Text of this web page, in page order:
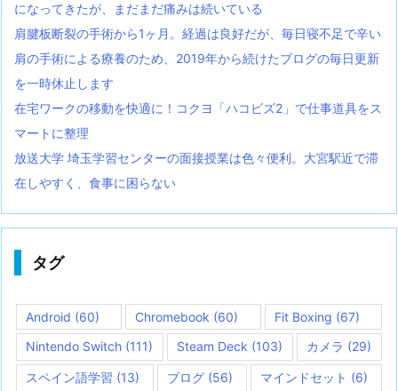
になってきたが、まだまだ痛みは続いている
肩腱板断裂の手術から1ヶ月。経過は良好だが、毎日寝不足で辛い
肩の手術による療養のため、2019年から続けたブログの毎日更新
を一時休止します
在宅ワークの移動を快適に！コクヨ「ハコビズ2」で仕事道具をス
マートに整理
放送大学 埼玉学習センターの面接授業は色々便利。大宮駅近で滞
在しやすく、食事に困らない
タグ
Android (60) Chromebook (60) Fit Boxing (67)
Nintendo Switch (111) Steam Deck (103) カメラ (29)
スペイン語学習 (13) ブログ (56) マインドセット (6)